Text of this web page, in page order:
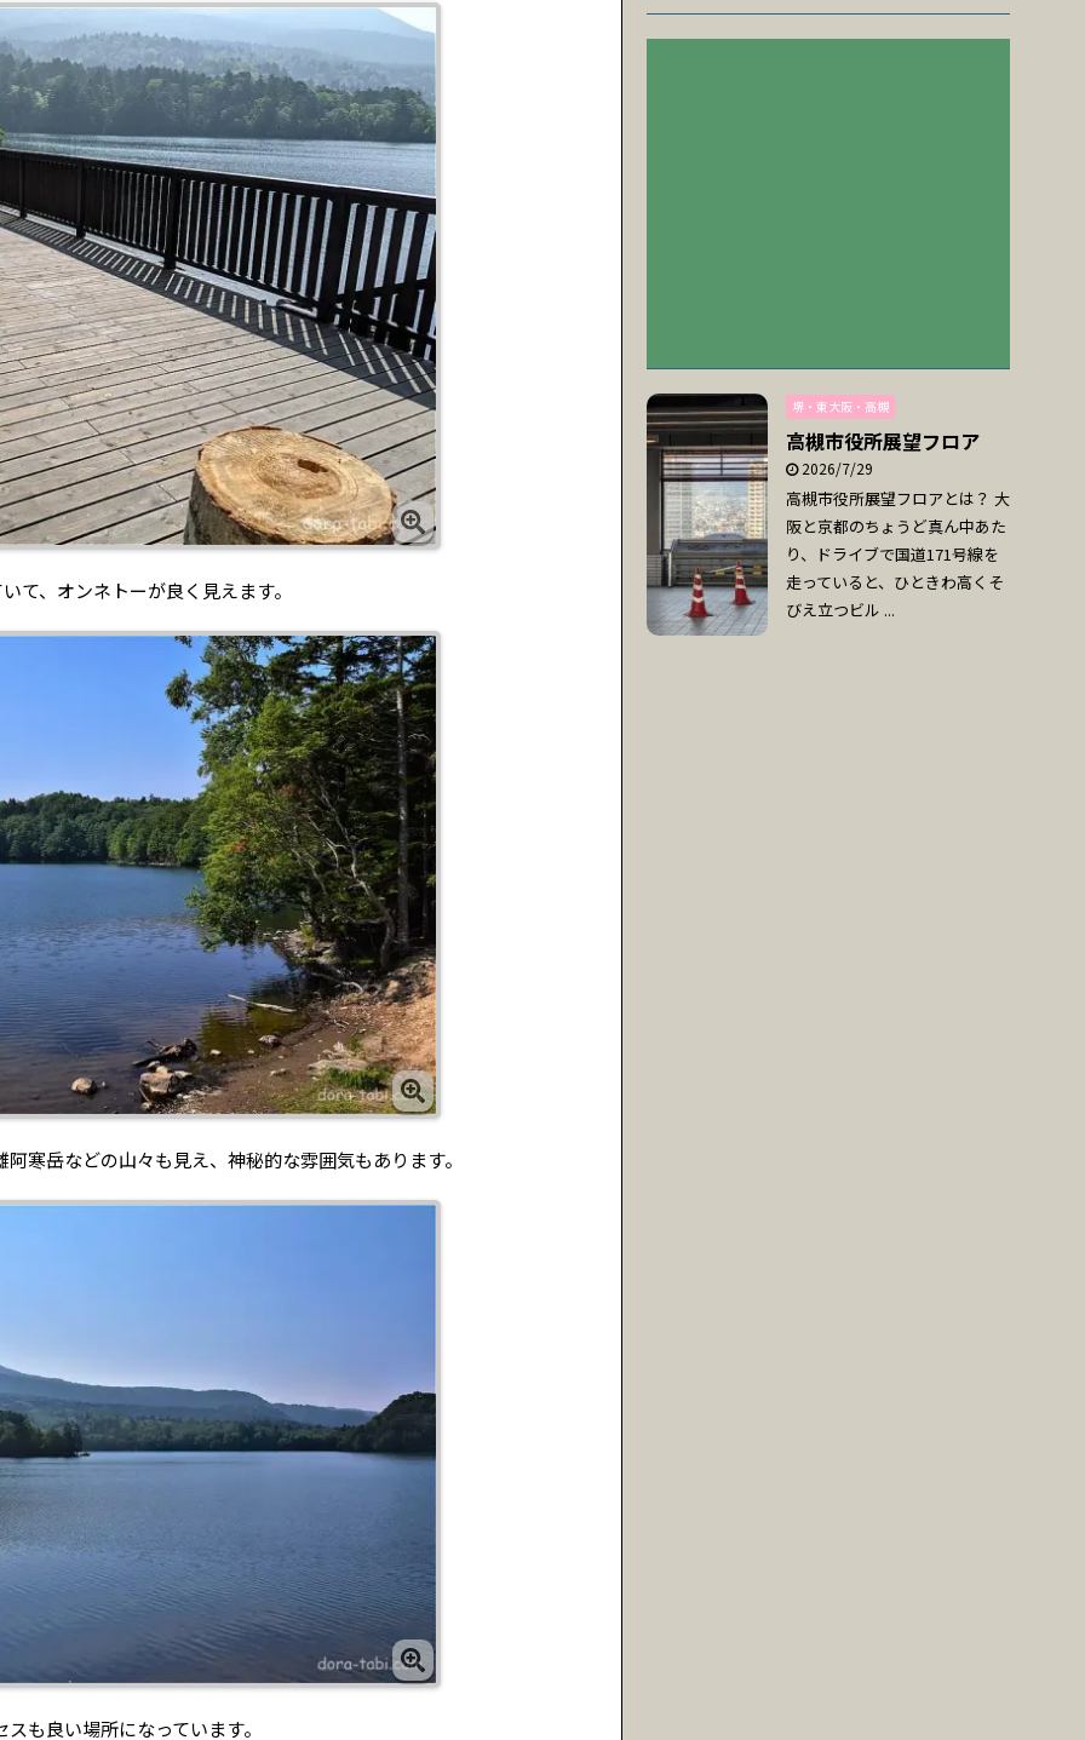
て、オンネトーが良く見えます。
寒岳などの山々も見え、神秘的な雰囲気もあります。
も良い場所になっています。
堺・東大阪・高槻
高槻市役所展望フロア
2026/7/29
高槻市役所展望フロアとは？ 大
阪と京都のちょうど真ん中あた
り、ドライブで国道171号線を
走っていると、ひときわ高くそ
びえ立つビル ...